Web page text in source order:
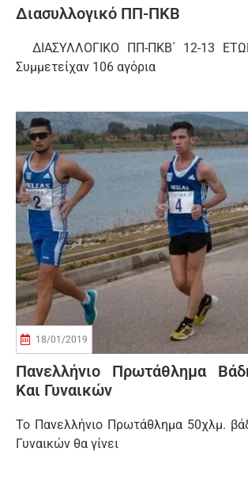
Διασυλλογικό ΠΠ-ΠΚΒ
ΔΙΑΣΥΛΛΟΓΙΚΟ ΠΠ-ΠΚΒ΄ 12-13
Συμμετείχαν 106 αγόρια
18/01/2019
Πανελλήνιο Πρωτάθλημα
Και Γυναικών
Το Πανελλήνιο Πρωτάθλημα 50χλμ.
Γυναικών θα γίνει